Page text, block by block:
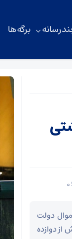
رسانه برگه ها
۰
فروش اموال دولت
بود، این رقم در لایحه بودجه سال 99 بیش از دوازده